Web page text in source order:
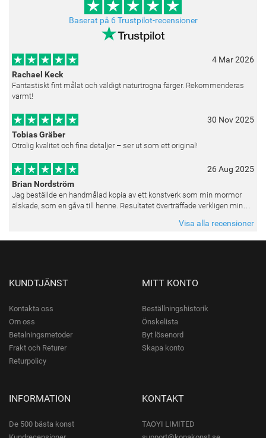
Baserat på 6 Trustpilot-recensioner
4 Mar 2026
Rachael Keck
Fantastiskt fint målat och väldigt naturtrogna färger. Rekommenderas
varmt!
30 Nov 2025
Tobias Gräber
Otrolig kvalitet och fina detaljer – ser ut som ett original!
26 Aug 2025
Brian Nordström
Jag beställde en handmålad kopia av ett konstverk som min mormor
älskade, som en gåva till henne. Resultatet överträffade verkligen mina
Visa alla recensioner
KUNDTJÄNST
Kontakta oss
Om oss
Betalningsmetoder
Frakt och Returer
Returpolicy
MITT KONTO
Beställningshistorik
Önskelista
Byt lösenord
Skapa konto
INFORMATION
De 500 bästa konst
KONTAKT
TAOYI LIMITED